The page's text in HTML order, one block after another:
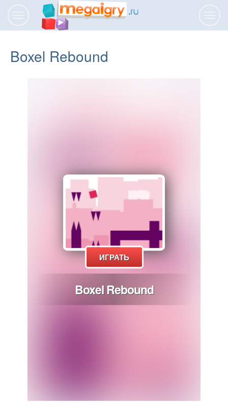
Переключить
навигацию
Boxel Rebound